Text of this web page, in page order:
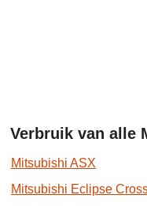
Verbruik van alle
Mitsubishi ASX
Mitsubishi Eclipse